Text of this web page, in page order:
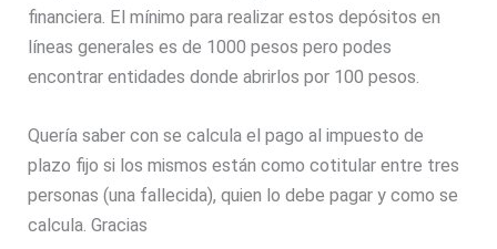
financiera. El mínimo para realizar estos depósitos en
líneas generales es de 1000 pesos pero podes
encontrar entidades donde abrirlos por 100 pesos.
Quería saber con se calcula el pago al impuesto de
plazo fijo si los mismos están como cotitular entre tres
personas (una fallecida), quien lo debe pagar y como se
calcula. Gracias